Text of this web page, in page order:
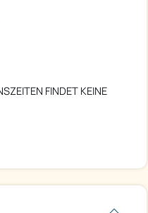
FINDET KEINE